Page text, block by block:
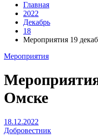
Главная
2022
Декабрь
18
Мероприятия 19
Мероприятия
Омске
18.12.2022
Добровестник